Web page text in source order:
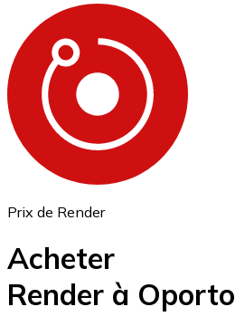
Ethereum
ETH
Prix de Render
Acheter
Render à Oporto